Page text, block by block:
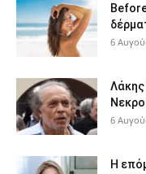
6
Λάκης
6
Η